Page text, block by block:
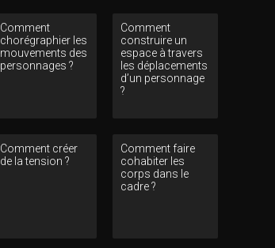
Comment
chorégraphier les
mouvements des
personnages ?
Comment
construire un
espace à travers
les déplacements
d’un personnage
?
Comment créer
de la tension ?
Comment faire
cohabiter les
corps dans le
cadre ?